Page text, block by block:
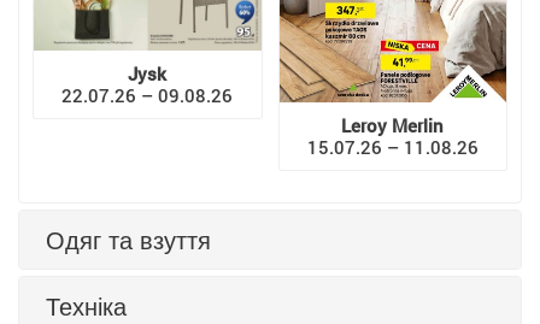
Jysk
22.07.26 – 09.08.26
Leroy Merlin
15.07.26 – 11.08.26
Одяг та взуття
Техніка